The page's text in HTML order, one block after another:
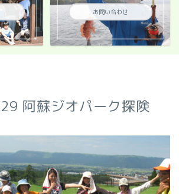
お問い合わせ
阿蘇ジオパーク探険